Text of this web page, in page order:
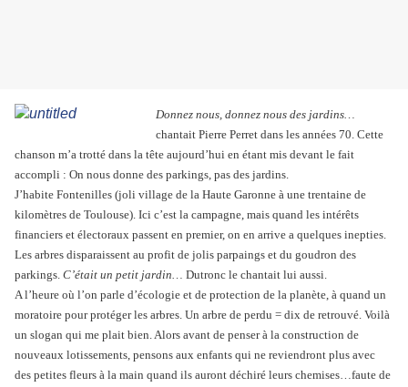
Donnez nous, donnez nous des jardins…
chantait Pierre Perret dans les années 70. Cette
chanson m’a trotté dans la tête aujourd’hui en étant mis devant le fait
accompli : On nous donne des parkings, pas des jardins.
J’habite Fontenilles (joli village de la Haute Garonne à une trentaine de
kilomètres de Toulouse). Ici c’est la campagne, mais quand les intérêts
financiers et électoraux passent en premier, on en arrive a quelques inepties.
Les arbres disparaissent au profit de jolis parpaings et du goudron des
parkings. C’était un petit jardin… Dutronc le chantait lui aussi.
A l’heure où l’on parle d’écologie et de protection de la planète, à quand un
moratoire pour protéger les arbres. Un arbre de perdu = dix de retrouvé. Voilà
un slogan qui me plait bien. Alors avant de penser à la construction de
nouveaux lotissements, pensons aux enfants qui ne reviendront plus avec
des petites fleurs à la main quand ils auront déchiré leurs chemises…faute de